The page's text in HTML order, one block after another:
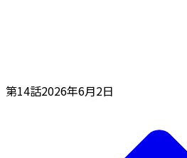
第14話2026年6月2日